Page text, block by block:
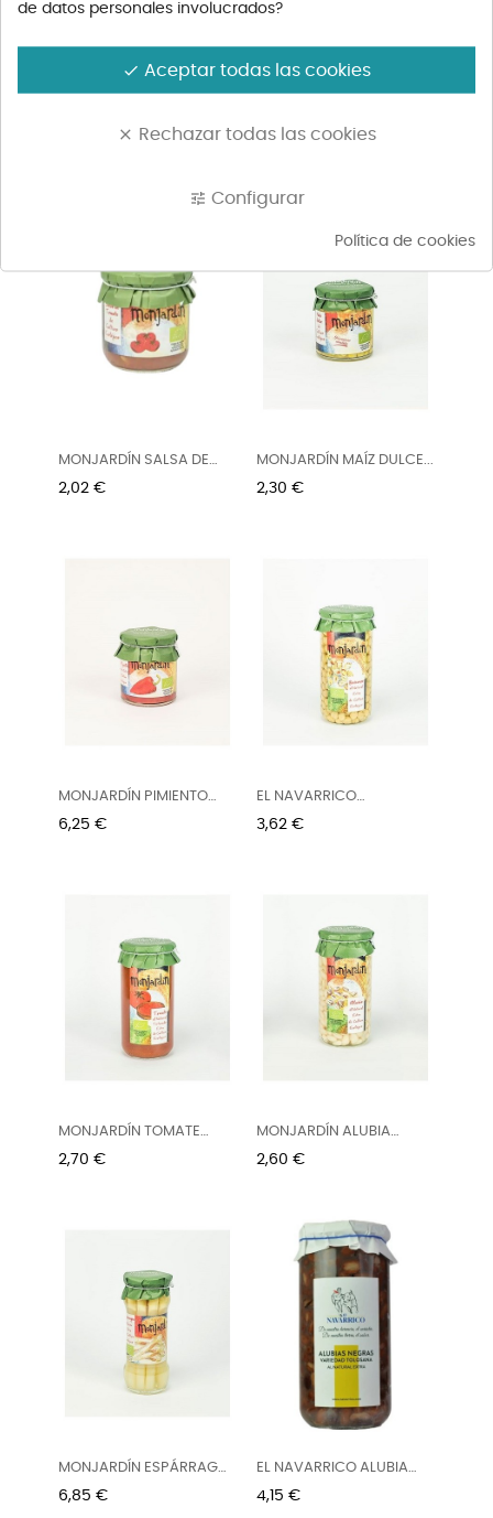
TORRE REAL BOLETUS
TORRE REAL SINFONÍA DE...
MONJARDÍN SALSA DE
TOMATE...
Precio
2,02 €
MONJARDÍN MAÍZ DULCE...
Precio
2,30 €
MONJARDÍN PIMIENTO
DEL...
Precio
6,25 €
EL NAVARRICO
GARBANZO...
Precio
3,62 €
MONJARDÍN TOMATE
NATURAL...
Precio
2,70 €
MONJARDÍN ALUBIA
BLANCA ECO...
Precio
2,60 €
MONJARDÍN ESPÁRRAGO
EXTRA...
Precio
6,85 €
EL NAVARRICO ALUBIA
NEGRA...
Precio
4,15 €
de datos personales involucrados?
done Aceptar todas las cookies
clear Rechazar todas las cookies
tune Configurar
Política de cookies